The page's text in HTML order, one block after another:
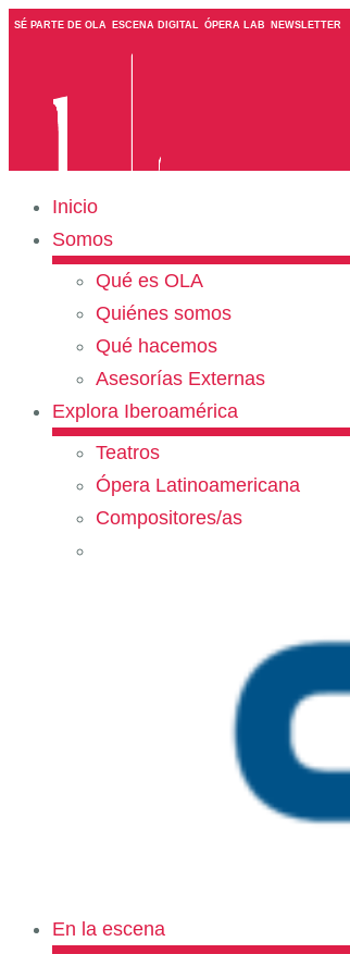
SÉ PARTE DE OLA ESCENA DIGITAL ÓPERA LAB NEWSLETTER
Inicio
Somos
Qué es OLA
Quiénes somos
Qué hacemos
Asesorías Externas
Explora Iberoamérica
Teatros
Ópera Latinoamericana
Compositores/as
En la escena